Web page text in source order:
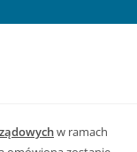
w ramach